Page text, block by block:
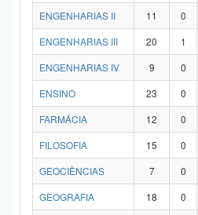
ENGENHARIAS II
11 0
ENGENHARIAS III
20 1
ENGENHARIAS IV
9 0
ENSINO
23 0
FARMÁCIA
12 0
FILOSOFIA
15 0
GEOCIÊNCIAS
7 0
GEOGRAFIA
18 0